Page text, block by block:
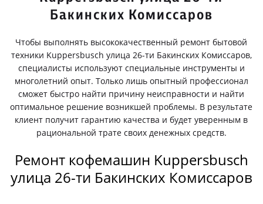
Бакинских Комиссаров
Чтобы выполнять высококачественный ремонт бытовой
техники Kuppersbusch улица 26-ти Бакинских Комиссаров,
специалисты используют специальные инструменты и
многолетний опыт. Только лишь опытный профессионал
сможет быстро найти причину неисправности и найти
оптимальное решение возникшей проблемы. В результате
клиент получит гарантию качества и будет уверенным в
рациональной трате своих денежных средств.
Ремонт кофемашин Kuppersbusch
улица 26-ти Бакинских Комиссаров